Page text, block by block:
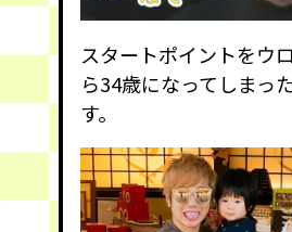
スタートポイントをウ
ら34歳になってしまっ
す。